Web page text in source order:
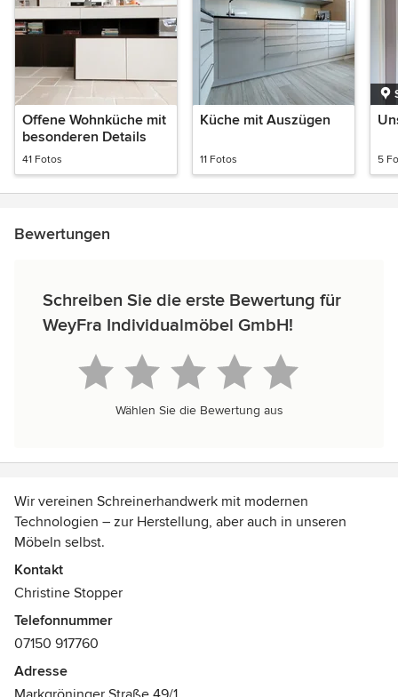
Offene Wohnküche mit
besonderen Details
41 Fotos
Küche mit Auszügen
11 Fotos 5
Bewertungen
Schreiben Sie die erste Bewertung für
WeyFra Individualmöbel GmbH!
Wählen Sie die Bewertung aus
Wir vereinen Schreinerhandwerk mit modernen
Technologien – zur Herstellung, aber auch in unseren
Möbeln selbst.
Die Summe der Eigenschaften und Merkmale macht uns
Menschen, jedoch auch Möbel und die Möbelschreinerei
WeyFra aus Ludwigsburg unverwechselbar. Es macht uns
alle zu etwas Besonderem. Sie wünschen sich Holzmöbel
nach Maß und suchen einen erfahrenen Fachbetrieb, der
Ihre Vorstellungen in die Realität umsetzt? Wenn es um das
Kontakt
Christine Stopper
Telefonnummer
07150 917760
Adresse